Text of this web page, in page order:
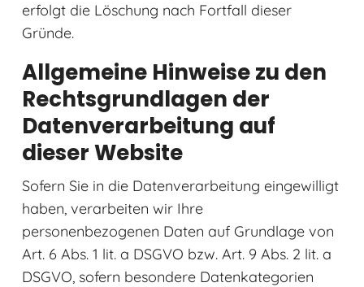
erfolgt die Löschung nach Fortfall dieser
Gründe.
Allgemeine Hinweise zu den
Rechtsgrundlagen der
Datenverarbeitung auf
dieser Website
Sofern Sie in die Datenverarbeitung eingewilligt
haben, verarbeiten wir Ihre
personenbezogenen Daten auf Grundlage von
Art. 6 Abs. 1 lit. a DSGVO bzw. Art. 9 Abs. 2 lit. a
DSGVO, sofern besondere Datenkategorien